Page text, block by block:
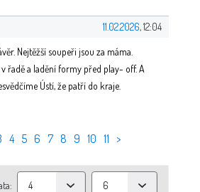
11.02.2026, 12:04
Nejtěžší soupeři jsou za máma.
řadě a ladění formy před play- off. A
Ústí, že patří do kraje.
4 5 6 7 8 9 10 11 >